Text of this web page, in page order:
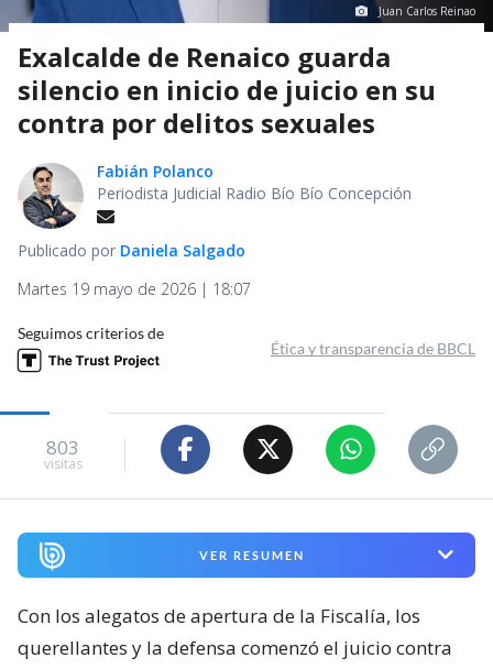
Juan Carlos Reinao
Exalcalde de Renaico guarda
silencio en inicio de juicio en su
contra por delitos sexuales
Fabián Polanco
Periodista Judicial Radio Bío Bío Concepción
Publicado por Daniela Salgado
Martes 19 mayo de 2026 | 18:07
Seguimos criterios de
Ética y transparencia de BBCL
803
visitas
VER RESUMEN
Con los alegatos de apertura de la Fiscalía, los
querellantes y la defensa comenzó el juicio contra